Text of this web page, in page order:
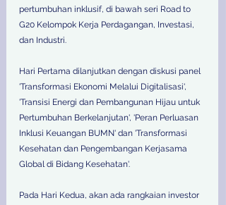
pertumbuhan inklusif, di bawah seri Road to
G20 Kelompok Kerja Perdagangan, Investasi,
dan Industri.
Hari Pertama dilanjutkan dengan diskusi panel
'Transformasi Ekonomi Melalui Digitalisasi',
'Transisi Energi dan Pembangunan Hijau untuk
Pertumbuhan Berkelanjutan', 'Peran Perluasan
Inklusi Keuangan BUMN' dan 'Transformasi
Kesehatan dan Pengembangan Kerjasama
Global di Bidang Kesehatan'.
Pada Hari Kedua, akan ada rangkaian investor